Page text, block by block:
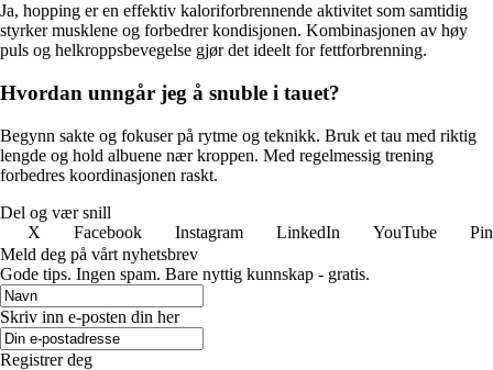
Ja, hopping er en effektiv kaloriforbrennende aktivitet som samtidig
styrker musklene og forbedrer kondisjonen. Kombinasjonen av høy
puls og helkroppsbevegelse gjør det ideelt for fettforbrenning.
Hvordan unngår jeg å snuble i tauet?
Begynn sakte og fokuser på rytme og teknikk. Bruk et tau med riktig
lengde og hold albuene nær kroppen. Med regelmessig trening
forbedres koordinasjonen raskt.
Del og vær snill
X
Facebook Instagram LinkedIn YouTube
Meld deg på vårt nyhetsbrev
Gode ​​tips. Ingen spam. Bare nyttig kunnskap - gratis.
Skriv inn e-posten din her
Registrer deg